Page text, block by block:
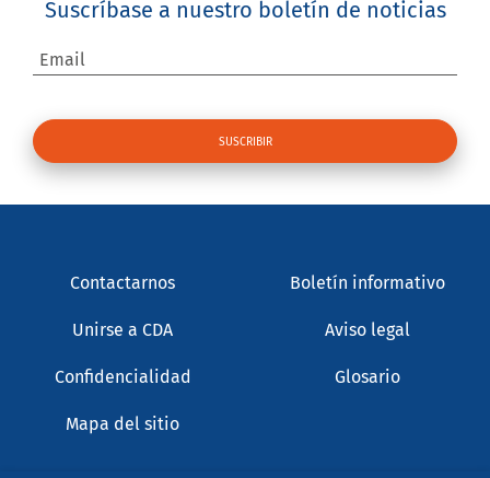
Suscríbase a nuestro boletín de noticias
Email
Contactarnos Boletín informativo
Unirse a CDA Aviso legal
Confidencialidad Glosario
Mapa del sitio